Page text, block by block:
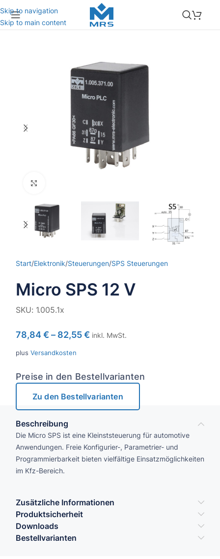
Skip to navigation
Skip to main content
Start/Elektronik/Steuerungen/SPS Steuerungen
Micro SPS 12 V
SKU:1.005.1x
78,84€ – 82,55€ inkl. MwSt.
plus Versandkosten
Preise in den Bestellvarianten
Zu den Bestellvarianten
Beschreibung
Die Micro SPS ist eine Kleinststeuerung für automotive
Anwendungen. Freie Konfigurier-, Parametrier- und
Programmierbarkeit bieten vielfältige Einsatzmöglichkeiten
im Kfz-Bereich.
Zusätzliche Informationen
Produktsicherheit
Downloads
Bestellvarianten